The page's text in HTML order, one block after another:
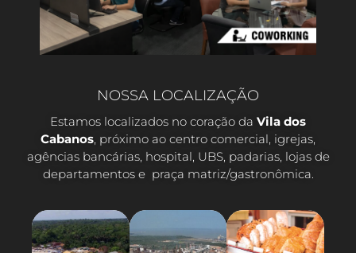
NOSSA LOCALIZAÇÃO
Estamos localizados no coração da Vila dos
Cabanos, próximo ao centro comercial, igrejas,
agências bancárias, hospital, UBS, padarias, lojas de
departamentos e praça matriz/gastronômica.